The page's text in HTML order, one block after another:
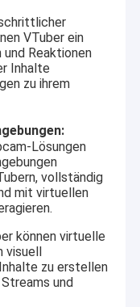
VTuber ein
Reaktionen
Inhalte
zu ihrem
Lösungen
vollständig
mit virtuellen
können virtuelle
zu erstellen
und